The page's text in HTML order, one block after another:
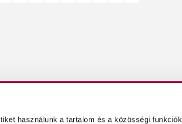
használunk a tartalom és a közösségi funkciók